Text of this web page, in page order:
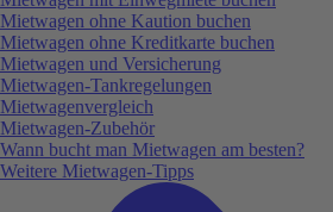
Mietwagen ohne Kaution buchen
Mietwagen ohne Kreditkarte buchen
Mietwagen und Versicherung
Mietwagen-Tankregelungen
Mietwagenvergleich
Mietwagen-Zubehör
Wann bucht man Mietwagen am besten?
Weitere Mietwagen-Tipps